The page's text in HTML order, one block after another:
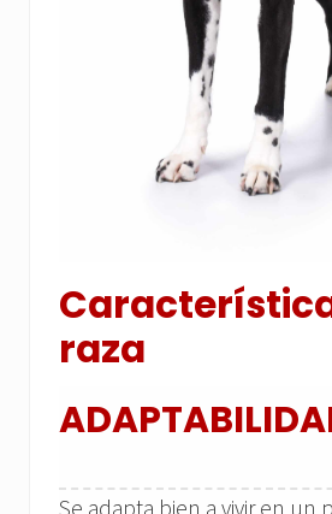
raza
Se adapta bien a vivir en un